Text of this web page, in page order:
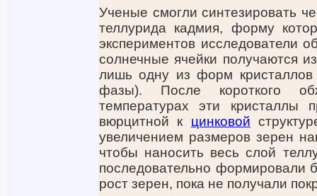
Ученые смогли синтезировать
теллурида кадмия, форму
экспериментов исследователи
солнечные ячейки получаются
лишь одну из форм
фазы). После короткого
температурах эти кристаллы
вюрцитной к цинковой
увеличением размеров зерен
чтобы наносить весь слой
последовательно формировали
рост зерен, пока не получали